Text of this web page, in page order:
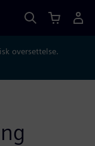
oversettelse.